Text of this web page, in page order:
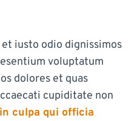
iusto odio dignissimos
voluptatum
dolores et quas
cupiditate non
in culpa qui officia